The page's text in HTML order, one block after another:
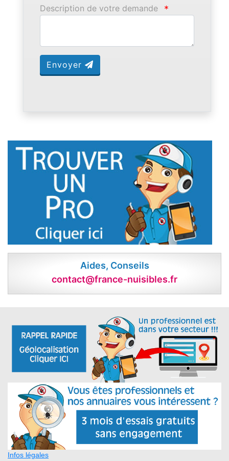
Description de votre demande *
Envoyer
Aides, Conseils
contact@france-nuisibles.fr
Infos légales